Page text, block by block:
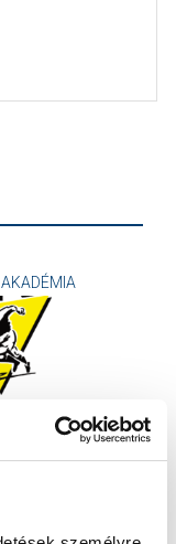
UFC
fel ingyenes